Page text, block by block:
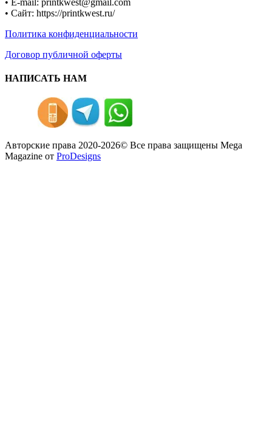
• E-mail: printkwest@gmail.com
• Сайт: https://printkwest.ru/
Политика конфиденциальности
Договор публичной оферты
НАПИСАТЬ НАМ
Авторские права 2020-2026© Все права защищены Mega
Magazine от ProDesigns